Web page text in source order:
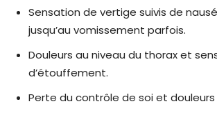
Sensation de vertige suivis de
jusqu’au vomissement parfois.
Douleurs au niveau du thorax et
d’étouffement.
Perte du contrôle de soi et